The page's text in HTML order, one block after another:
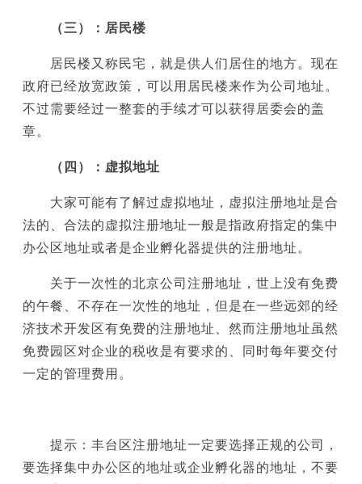
（三）：居民楼
居民楼又称民宅，就是供人们居住的地方。现在
政府已经放宽政策，可以用居民楼来作为公司地址。
不过需要经过一整套的手续才可以获得居委会的盖
章。
（四）：虚拟地址
大家可能有了解过虚拟地址，虚拟注册地址是合
法的、合法的虚拟注册地址一般是指政府指定的集中
办公区地址或者是企业孵化器提供的注册地址。
关于一次性的北京公司注册地址，世上没有免费
的午餐、不存在一次性的地址，但是在一些远郊的经
济技术开发区有免费的注册地址、然而注册地址虽然
免费园区对企业的税收是有要求的、同时每年要交付
一定的管理费用。
提示：丰台区注册地址一定要选择正规的公司，
要选择集中办公区的地址或企业孵化器的地址，不要